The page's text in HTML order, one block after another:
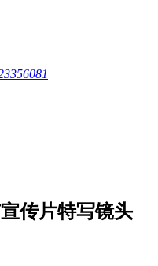
传片特写镜头